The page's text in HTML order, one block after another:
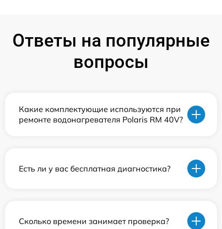
Ответы на популярные
вопросы
Какие комплектующие используются при
ремонте водонагревателя Polaris RM 40V?
Есть ли у вас бесплатная диагностика?
Сколько времени занимает проверка?